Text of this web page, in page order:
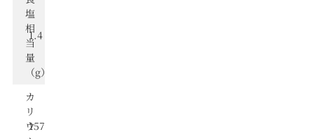
塩
相
当
量
（g）
1.4
カ
リ
ウ
157